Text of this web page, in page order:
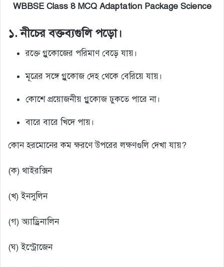
WBBSE Class 8 MCQ Adaptation Package Science
১. নীচের বক্তব্যগুলি পড়ো।
রক্তে গ্লুকোজের পরিমাণ বেড়ে যায়।
মূত্রের সঙ্গে গ্লুকোজ দেহ থেকে বেরিয়ে যায়।
কোশে প্রয়োজনীয় গ্লুকোজ ঢুকতে পারে না।
বারে বারে খিদে পায়।
কোন হরমোনের কম ক্ষরণে উপরের লক্ষণগুলি দেখা যায়?
(ক) থাইরক্সিন
(খ) ইনসুলিন
(গ) অ্যাড্রিনালিন
(ঘ) ইস্ট্রোজেন